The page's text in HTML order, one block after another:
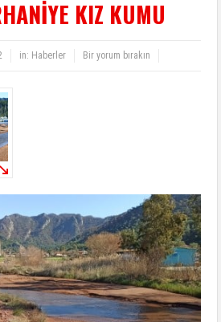
KIZ KUMU
in: Haberler Bir yorum bırakın